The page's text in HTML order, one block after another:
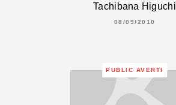
Tachibana Higuchi
08/09/2010
PUBLIC AVERTI